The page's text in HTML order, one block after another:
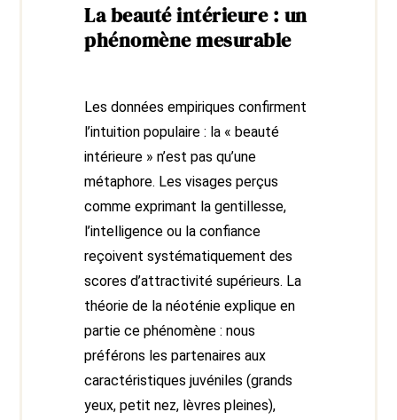
La beauté intérieure : un
phénomène mesurable
Les données empiriques confirment
l’intuition populaire : la « beauté
intérieure » n’est pas qu’une
métaphore. Les visages perçus
comme exprimant la gentillesse,
l’intelligence ou la confiance
reçoivent systématiquement des
scores d’attractivité supérieurs. La
théorie de la néoténie explique en
partie ce phénomène : nous
préférons les partenaires aux
caractéristiques juvéniles (grands
yeux, petit nez, lèvres pleines),